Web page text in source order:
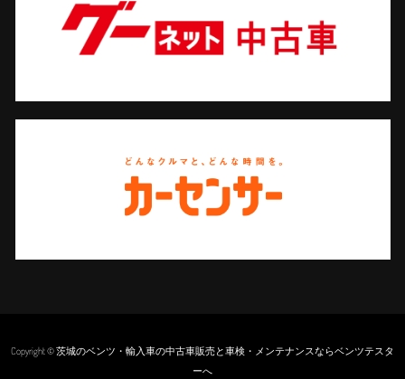
Copyright © 茨城のベンツ・輸入車の中古車販売と車検・メンテナンスならベンツテスタ
ーへ